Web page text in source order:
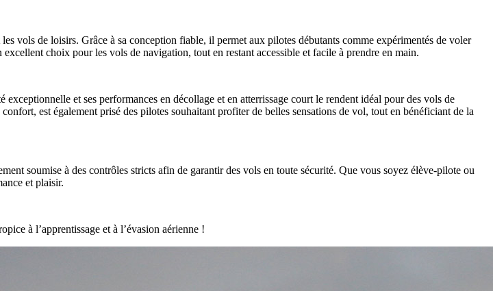
vols de loisirs. Grâce à sa conception fiable, il permet aux pilotes débutants comme expérimentés de voler
choix pour les vols de navigation, tout en restant accessible et facile à prendre en main.
et ses performances en décollage et en atterrissage court le rendent idéal pour des vols de
est également prisé des pilotes souhaitant profiter de belles sensations de vol, tout en bénéficiant de la
soumise à des contrôles stricts afin de garantir des vols en toute sécurité. Que vous soyez élève-pilote ou
et plaisir.
à l’apprentissage et à l’évasion aérienne !